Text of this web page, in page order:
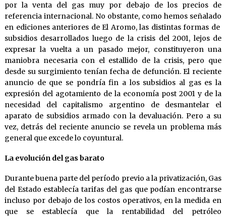
por la venta del gas muy por debajo de los precios de
referencia internacional. No obstante, como hemos señalado
en ediciones anteriores de El Aromo, las distintas formas de
subsidios desarrollados luego de la crisis del 2001, lejos de
expresar la vuelta a un pasado mejor, constituyeron una
maniobra necesaria con el estallido de la crisis, pero que
desde su surgimiento tenían fecha de defunción. El reciente
anuncio de que se pondría fin a los subsidios al gas es la
expresión del agotamiento de la economía post 2001 y de la
necesidad del capitalismo argentino de desmantelar el
aparato de subsidios armado con la devaluación. Pero a su
vez, detrás del reciente anuncio se revela un problema más
general que excede lo coyuntural.
La evolución del gas barato
Durante buena parte del período previo a la privatización, Gas
del Estado establecía tarifas del gas que podían encontrarse
incluso por debajo de los costos operativos, en la medida en
que se establecía que la rentabilidad del petróleo